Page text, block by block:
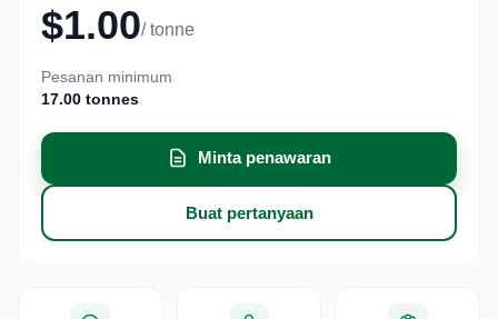
$1.00/ tonne
Pesanan minimum
17.00 tonnes
Minta penawaran
Buat pertanyaan